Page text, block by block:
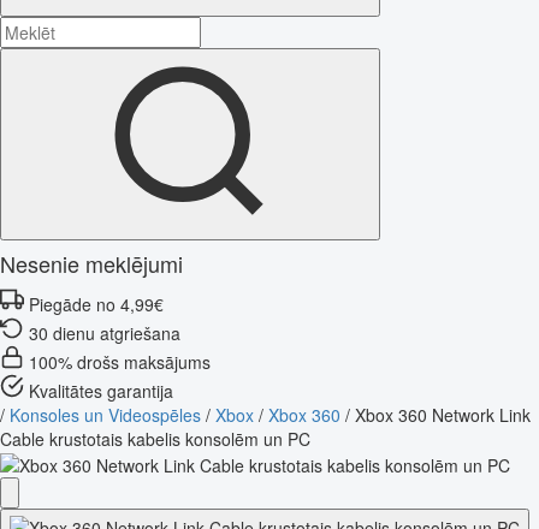
Nesenie meklējumi
Piegāde no 4,99€
30 dienu atgriešana
100% drošs maksājums
Kvalitātes garantija
/ Konsoles un Videospēles / Xbox / Xbox 360 / Xbox 360 Network Link
Cable krustotais kabelis konsolēm un PC